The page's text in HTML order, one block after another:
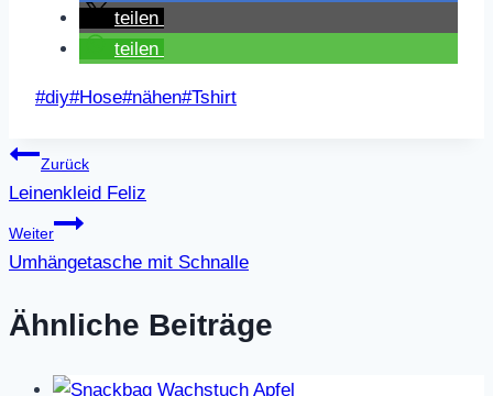
teilen
teilen
Schlagworte:
#diy#Hose#nähen#Tshirt
Beitragsnavigation
Zurück
Leinenkleid Feliz
Weiter
Umhängetasche mit Schnalle
Ähnliche Beiträge